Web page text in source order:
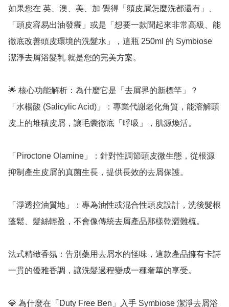
如果您在 英、澳、美、加 覺得「頭皮屑怎麼洗都還有」、
「頭皮容易出油發癢」或是「想要一款聞起來非常高級、能
徹底改善頭皮環境的洗髮水」，這瓶 250ml 的 Symbiose
潔淨去屑浴髮乳 就是您的完美方案。
🌟 核心功能解析：為什麼它是「去屑界的新標竿」？
「水楊酸 (Salicylic Acid)」：專業代謝老化角質，能溶解頭
皮上的堆積皮屑，讓毛囊徹底「呼吸」，肌源煥活。
「Piroctone Olamine」：針對性調節頭皮微生態，從根源
抑制產生皮屑的真菌生長，提供長效的去屑保護。
「淨透控油質地」：專為油性或混合性頭皮設計，洗後髮根
蓬鬆、髮絲輕盈，不會像傳統去屑產品那樣乾澀難梳。
法式精緻香氛：告別藥用去屑水的怪味，這款產品擁有卡詩
一貫的優雅香調，讓洗髮過程變成一種奢華的享受。
💎 為什麼在「Duty Free Ben」入手 Symbiose 潔淨去屑浴